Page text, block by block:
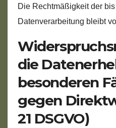
Die Rechtmäßigkeit der
Datenverarbeitung bleibt
die
besonderen
gegen
21 DSGVO)